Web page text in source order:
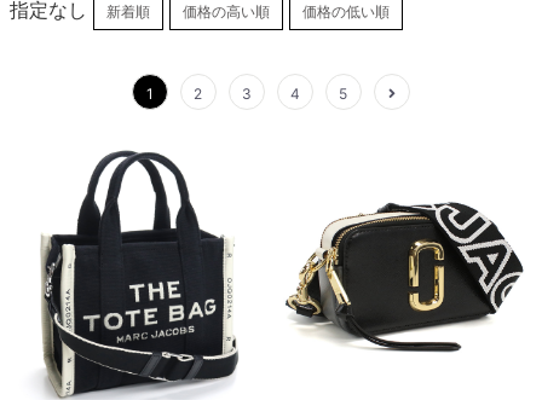
指定なし 新着順 価格の高い順 価格の低い順
1 2 3 4 5